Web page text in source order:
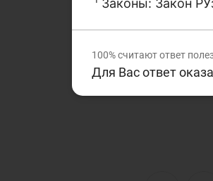
Финансовый рынок
Законы: Закон
100%считают ответ
Для Вас ответ